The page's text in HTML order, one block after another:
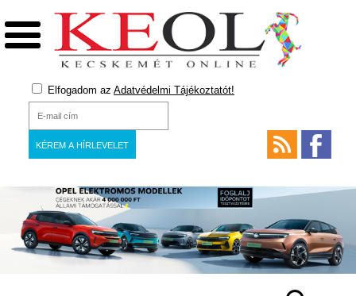
Elfogadom az Adatvédelmi Tájékoztatót!